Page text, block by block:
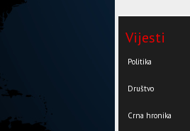
Vijesti
Politika
Društvo
Crna hronika